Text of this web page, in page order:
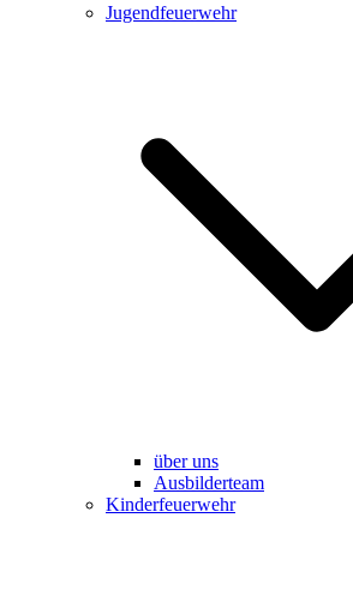
Jugendfeuerwehr
über uns
Ausbilderteam
Kinderfeuerwehr